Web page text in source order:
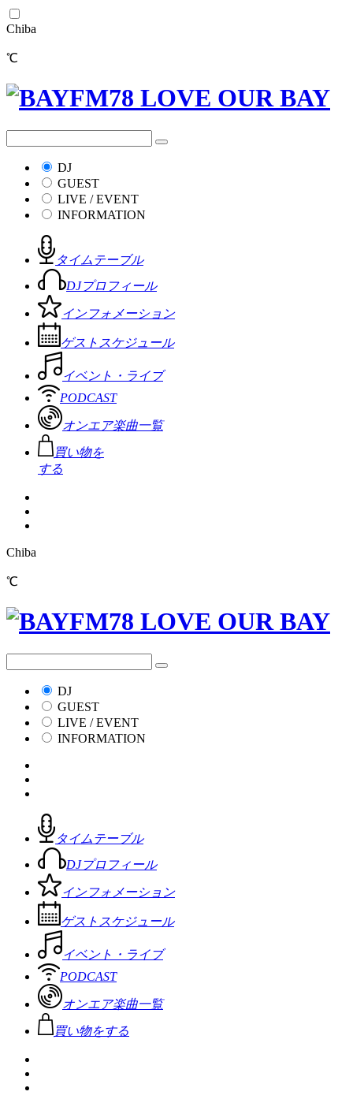
Chiba
℃
DJ
GUEST
LIVE / EVENT
INFORMATION
タイムテーブル
DJプロフィール
インフォメーション
ゲストスケジュール
イベント・ライブ
PODCAST
オンエア楽曲一覧
買い物を
する
Chiba
℃
DJ
GUEST
LIVE / EVENT
INFORMATION
タイムテーブル
DJプロフィール
インフォメーション
ゲストスケジュール
イベント・ライブ
PODCAST
オンエア楽曲一覧
買い物をする